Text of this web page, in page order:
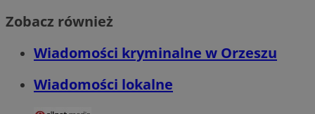
Zobacz również
Wiadomości kryminalne w Orzeszu
Wiadomości lokalne